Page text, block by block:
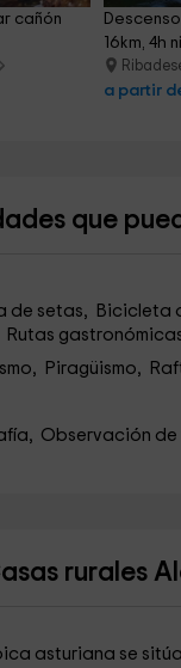
cañón
16km, 4h
a partir
que
de setas, Bicicleta
Piragüismo,
Observación de
rurales
asturiana se